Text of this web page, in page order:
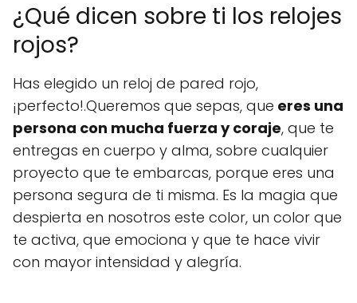
¿Qué dicen sobre ti los relojes
rojos?
Has elegido un reloj de pared rojo,
¡perfecto!.Queremos que sepas, que eres una
persona con mucha fuerza y coraje, que te
entregas en cuerpo y alma, sobre cualquier
proyecto que te embarcas, porque eres una
persona segura de ti misma. Es la magia que
despierta en nosotros este color, un color que
te activa, que emociona y que te hace vivir
con mayor intensidad y alegría.